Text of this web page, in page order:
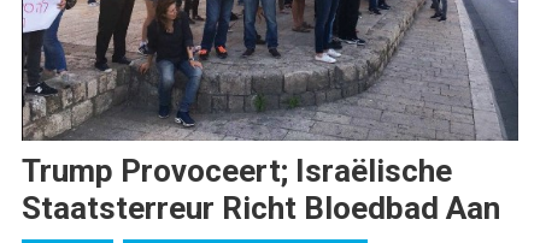
Trump Provoceert; Israëlische
Staatsterreur Richt Bloedbad Aan